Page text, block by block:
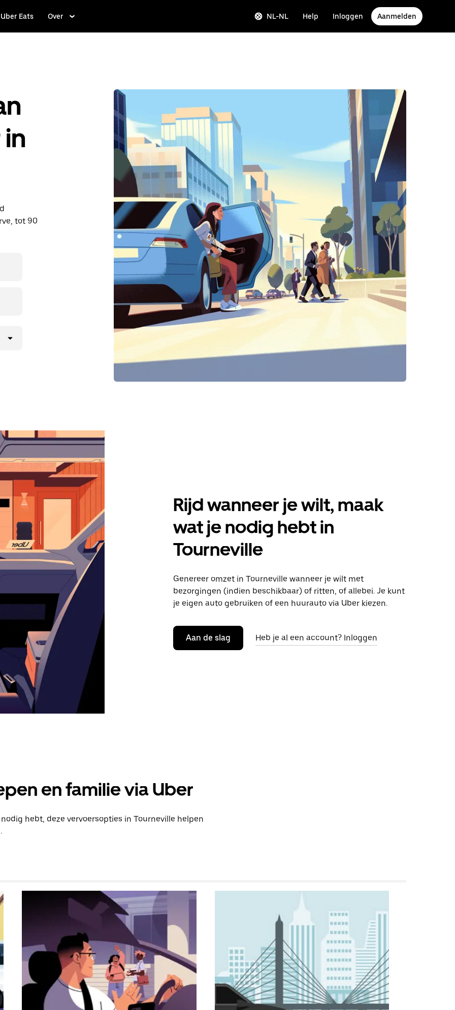
Uber Eats Over NL-NL Help Inloggen Aanmelden
tot 90
Rijd wanneer je wilt, maak
wat je nodig hebt in
Tourneville
Genereer omzet in Tourneville wanneer je wilt met
bezorgingen (indien beschikbaar) of ritten, of allebei. Je kunt
je eigen auto gebruiken of een huurauto via Uber kiezen.
Aan de slag Heb je al een account? Inloggen
en familie via Uber
hebt, deze vervoersopties in Tourneville helpen